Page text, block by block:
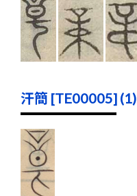
汗簡 [TE00005] (1)